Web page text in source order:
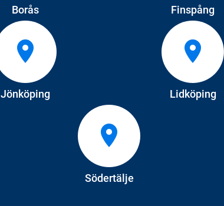
Borås Finspång
Jönköping Lidköping
Södertälje